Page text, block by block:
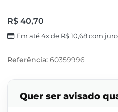
R$ 40,70
Em até 4x de R$10,68com
Referência: 60359996
Quer ser avisado